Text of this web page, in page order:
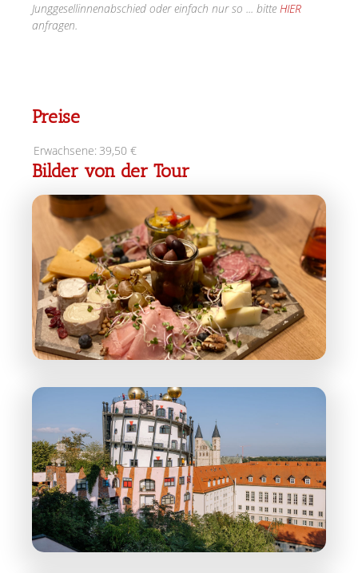
Junggesellinnenabschied oder einfach nur so ... bitte HIER
anfragen.
Preise
Erwachsene: 39,50 €
Bilder von der Tour